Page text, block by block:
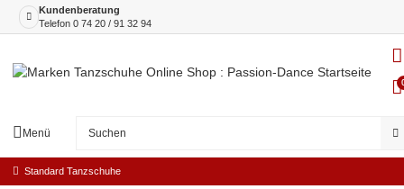
Kundenberatung
Telefon 0 74 20 / 91 32 94
Menü
Standard Tanzschuhe